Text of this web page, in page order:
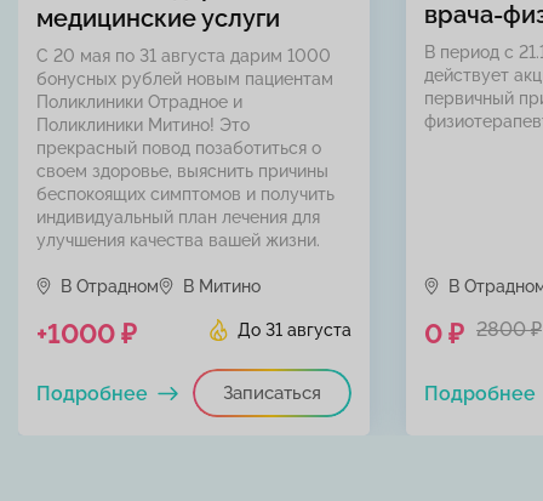
медицинские услуги
С 20 мая по 31 августа дарим 1000
бонусных рублей новым пациентам
Поликлиники Отрадное и
Поликлиники Митино! Это
прекрасный повод позаботиться о
своем здоровье, выяснить причины
беспокоящих симптомов и получить
индивидуальный план лечения для
улучшения качества вашей жизни.
В Отрадном В Митино
До 31 августа
+1000 ₽
Записаться
Подробнее
врача-
В период с
действует
первичный
В
0 ₽ 2800 ₽
Подробнее